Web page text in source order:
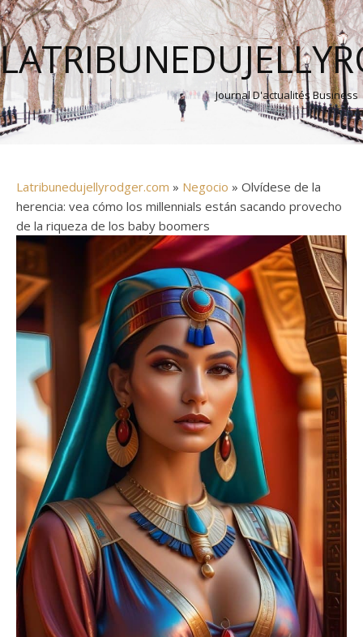
Journal D'actualités Business
Latribunedujellyrodger.com » Negocio » Olvídese de la
herencia: vea cómo los millennials están sacando provecho
de la riqueza de los baby boomers